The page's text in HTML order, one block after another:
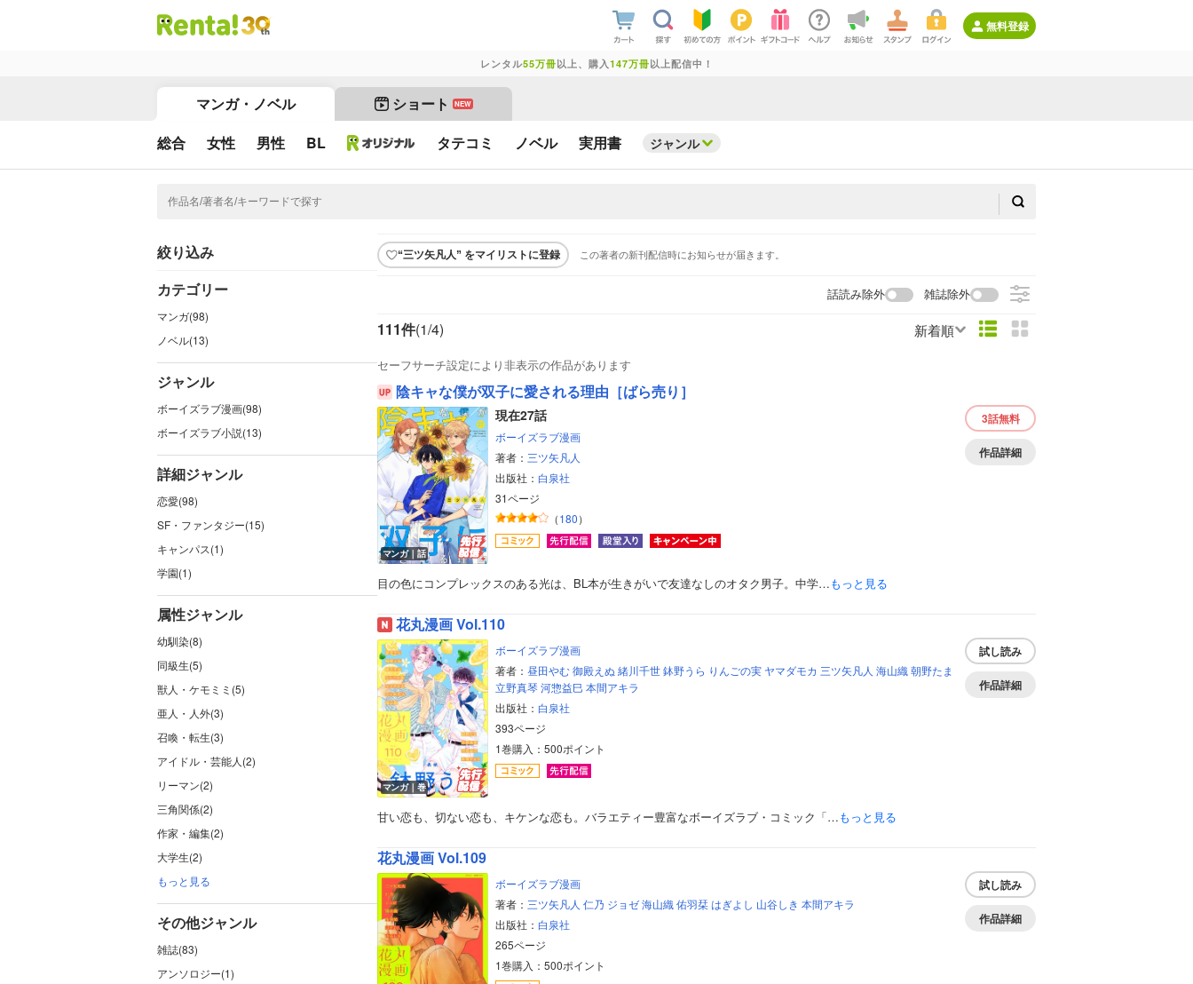
無料登録
レンタル55万冊以上、購入 147万冊以上配信中！
マンガ・ノベル ショート NEW
総合 女性 男性 BL タテコミ ノベル 実用書 ジャンル
絞り込み
カテゴリー
マンガ(98)
ノベル(13)
ジャンル
ボーイズラブ漫画(98)
ボーイズラブ小説(13)
詳細ジャンル
恋愛(98)
SF・ファンタジー(15)
キャンパス(1)
学園(1)
属性ジャンル
幼馴染(8)
同級生(5)
獣人・ケモミミ(5)
亜人・人外(3)
召喚・転生(3)
アイドル・芸能人(2)
リーマン(2)
三角関係(2)
作家・編集(2)
大学生(2)
もっと見る
その他ジャンル
雑誌(83)
アンソロジー(1)
“三ツ矢凡人” をマイリストに登録 この著者の新刊配信時にお知らせが届きます。
話読み除外 雑誌除外
111件(1/4) 新着順
セーフサーチ設定により非表示の作品があります
陰キャな僕が双子に愛される理由［ばら売り］
マンガ｜話
現在27話
ボーイズラブ漫画
著者： 三ツ矢凡人
出版社： 白泉社
31ページ
（180）
3話無料
作品詳細
目の色にコンプレックスのある光は、BL本が生きがいで友達なしのオタク男子。中学…もっと見る
花丸漫画 Vol.110
マンガ｜巻
ボーイズラブ漫画
著者： 昼田やむ 御殿えぬ 緒川千世 鉢野うら りんごの実 ヤマダモカ 三ツ矢凡人 海山織 朝野たま
立野真琴 河惣益巳 本間アキラ
出版社： 白泉社
393ページ
1巻購入：500ポイント
試し読み
作品詳細
甘い恋も、切ない恋も、キケンな恋も。バラエティー豊富なボーイズラブ・コミック「…もっと見る
花丸漫画 Vol.109
ボーイズラブ漫画
著者： 三ツ矢凡人 仁乃 ジョゼ 海山織 佑羽栞 はぎよし 山谷しき 本間アキラ
出版社： 白泉社
265ページ
1巻購入：500ポイント
試し読み
作品詳細